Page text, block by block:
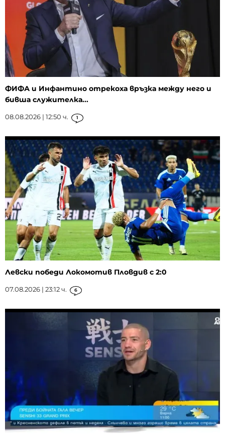
ФИФА и Инфантино отрекоха връзка между него и
бивша служителка...
08.08.2026 | 12:50 ч. 1
Левски победи Локомотив Пловдив с 2:0
07.08.2026 | 23:12 ч. 6